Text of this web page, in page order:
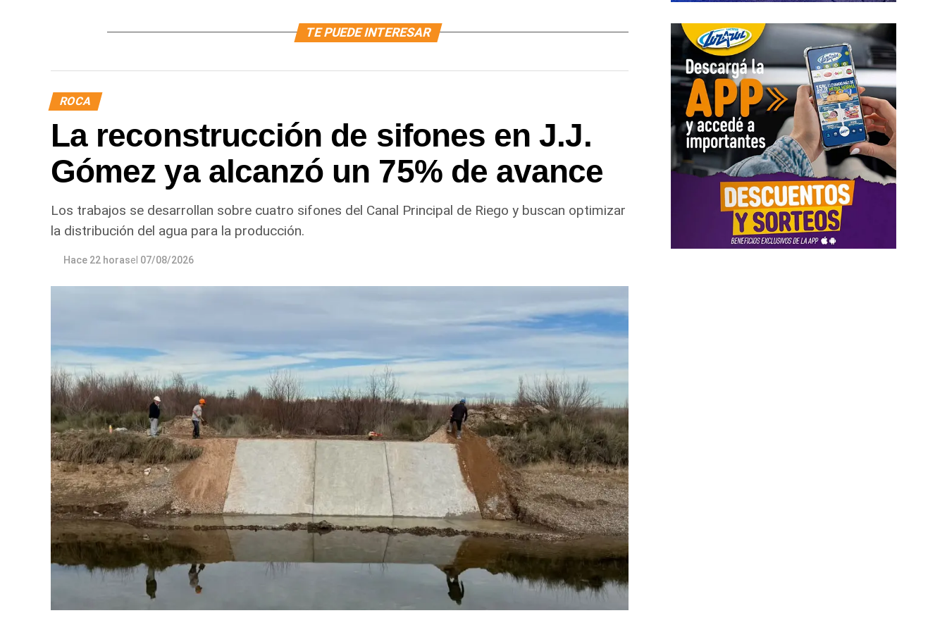
TE PUEDE INTERESAR
ROCA
La reconstrucción de sifones en J.J.
Gómez ya alcanzó un 75% de avance
Los trabajos se desarrollan sobre cuatro sifones del Canal Principal de Riego y buscan optimizar
la distribución del agua para la producción.
Hace 22 horasel 07/08/2026